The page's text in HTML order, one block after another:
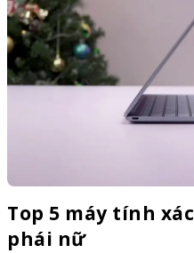
Top 5 máy tính
phái nữ